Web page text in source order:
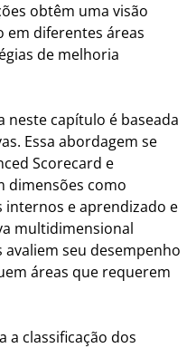
obtêm uma visão
em diferentes áreas
de melhoria
neste capítulo é baseada
Essa abordagem se
Scorecard e
dimensões como
internos e aprendizado e
multidimensional
seu desempenho
áreas que requerem
a classificação dos